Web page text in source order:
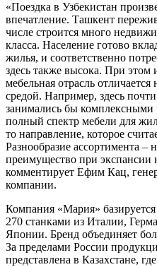
«Поездка в Узбекистан
впечатление. Ташкент
числе строится много
класса. Население готово
жилья, и соответственно
здесь также высока. При
мебельная отрасль
средой. Например, здесь
занимались бы
полный спектр мебели для
то направление, которое
Разнообразие ассортимента –
преимущество при
комментирует Ефим Кац,
компании.
Компания «Мария»
270 станками из Италии,
Японии. Бренд объединяет
За пределами России
представлена в Казахстане,